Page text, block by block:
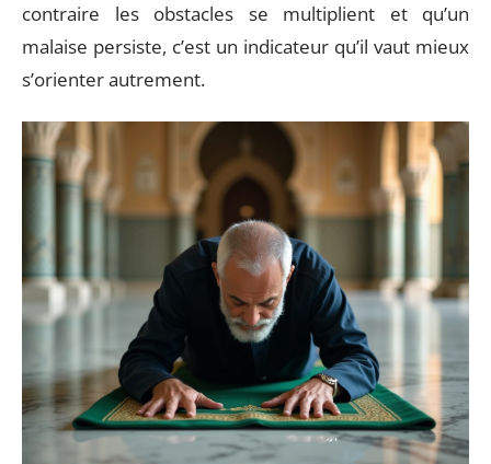
contraire les obstacles se multiplient et qu’un
malaise persiste, c’est un indicateur qu’il vaut mieux
s’orienter autrement.